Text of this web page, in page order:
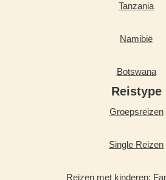
Tanzania
Namibië
Botswana
Reistype
Groepsreizen
Single Reizen
Reizen met kinderen: